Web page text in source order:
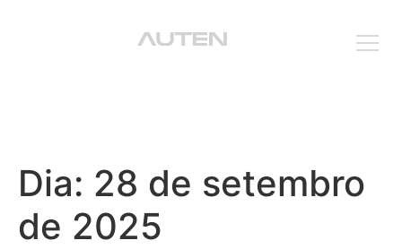
Dia: 28 de setembro
de 2025